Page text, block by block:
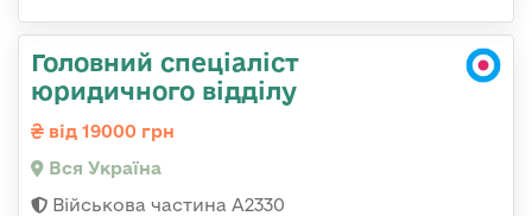
Головний спеціаліст
юридичного відділу
від 19000 грн
Вся Україна
Військова частина A2330